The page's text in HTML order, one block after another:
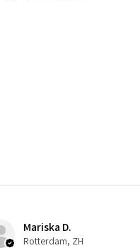
Mariska D.
Rotterdam, ZH